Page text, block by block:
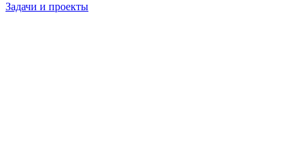
Задачи и проекты